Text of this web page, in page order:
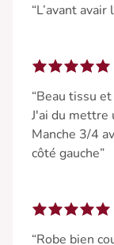
“L’avant
“Beau tissu
J'ai du mettre
Manche 3/4
côté gauche”
“Robe bien